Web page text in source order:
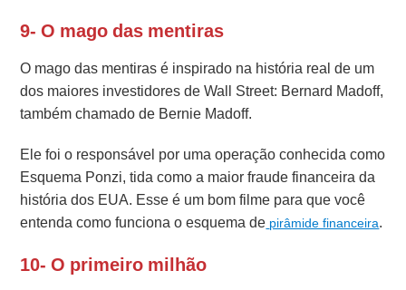
9- O mago das mentiras
O mago das mentiras é inspirado na história real de um
dos maiores investidores de Wall Street: Bernard Madoff,
também chamado de Bernie Madoff.
Ele foi o responsável por uma operação conhecida como
Esquema Ponzi, tida como a maior fraude financeira da
história dos EUA. Esse é um bom filme para que você
entenda como funciona o esquema de pirâmide financeira.
10- O primeiro milhão